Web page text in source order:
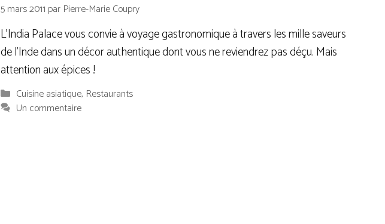
5 mars 2011 par Pierre-Marie Coupry
L’India Palace vous convie à voyage gastronomique à travers les mille saveurs
de l’Inde dans un décor authentique dont vous ne reviendrez pas déçu. Mais
attention aux épices !
Catégories
Cuisine asiatique, Restaurants
Un commentaire